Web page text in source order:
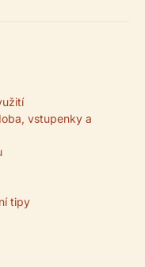
vstupenky a
tipy